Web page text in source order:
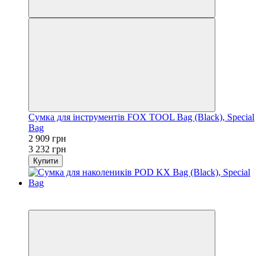
Сумка для інструментів FOX TOOL Bag (Black), Special
Bag
2 909 грн
3 232 грн
Купити